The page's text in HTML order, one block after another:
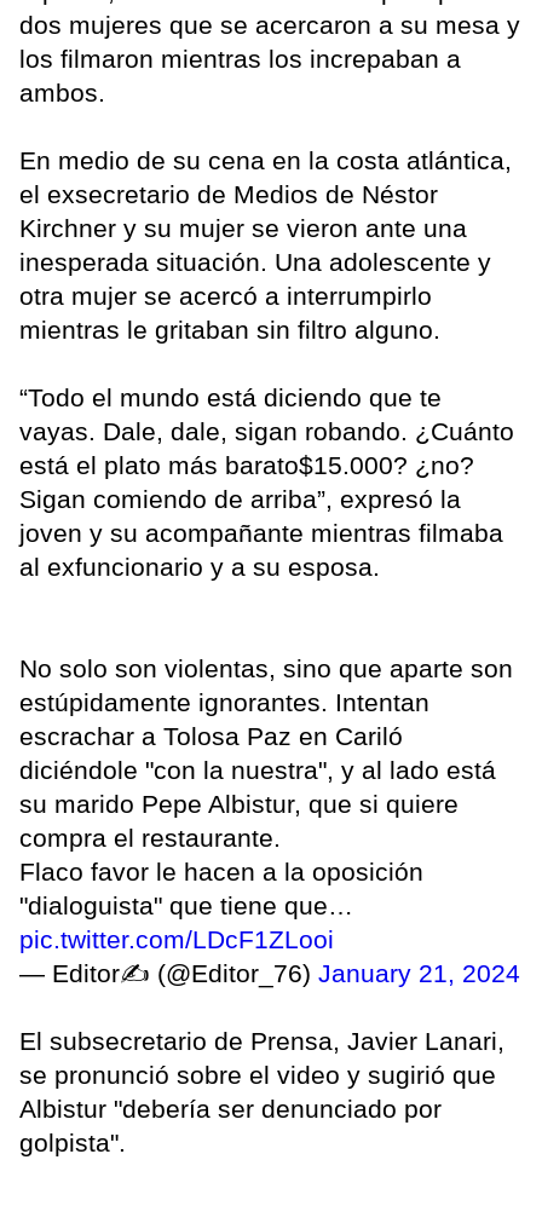
dos mujeres que se acercaron a su mesa y
los filmaron mientras los increpaban a
ambos.
En medio de su cena en la costa atlántica,
el exsecretario de Medios de Néstor
Kirchner y su mujer se vieron ante una
inesperada situación. Una adolescente y
otra mujer se acercó a interrumpirlo
mientras le gritaban sin filtro alguno.
“Todo el mundo está diciendo que te
vayas. Dale, dale, sigan robando. ¿Cuánto
está el plato más barato$15.000? ¿no?
Sigan comiendo de arriba”, expresó la
joven y su acompañante mientras filmaba
al exfuncionario y a su esposa.
No solo son violentas, sino que aparte son
estúpidamente ignorantes. Intentan
escrachar a Tolosa Paz en Cariló
diciéndole "con la nuestra", y al lado está
su marido Pepe Albistur, que si quiere
compra el restaurante.
Flaco favor le hacen a la oposición
"dialoguista" que tiene que…
pic.twitter.com/LDcF1ZLooi
— Editor✍ (@Editor_76) January 21, 2024
El subsecretario de Prensa, Javier Lanari,
se pronunció sobre el video y sugirió que
Albistur "debería ser denunciado por
golpista".